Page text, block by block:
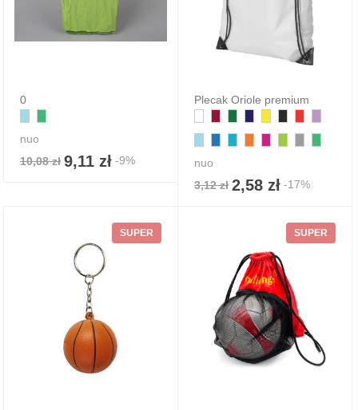
0
nuo
10,08 zł 9,11 zł -9%
Plecak Oriole premium
nuo
3,12 zł 2,58 zł -17%
SUPER SUPER